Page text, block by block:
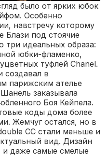
было от ярких юбок
Особенно
навстречу которому
Блази под стоячие
три идеальных образа:
юбки-фламенко,
туфлей Chanel.
создавал в
парижским ателье
заказывала
Боя Кейпела.
коды дома более
Жемчуг остался, но в
CC стали меньше и
вид. Дизайн
и даже самые смелые